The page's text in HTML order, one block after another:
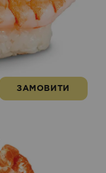
ЗАМОВИТИ